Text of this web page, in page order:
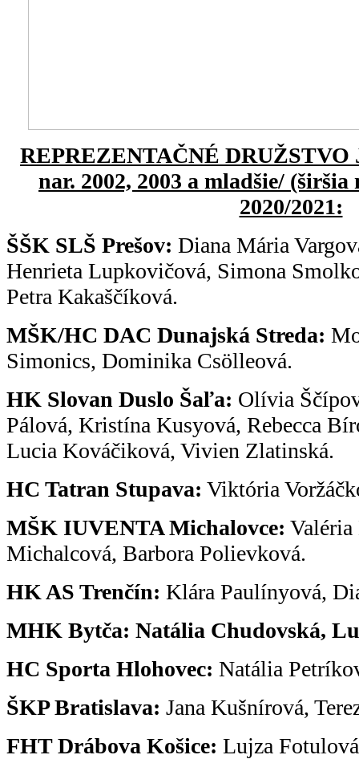
REPREZENTAČNÉ
nar. 2002, 2003 a mladšie/ (širšia
2020/2021:
ŠŠK SLŠ Prešov: Diana Mária
Henrieta Lupkovičová, Simona
Petra Kakaščíková.
MŠK/HC DAC Dunajská Streda:
Simonics, Dominika Csölleová.
HK Slovan Duslo Šaľa: Olívia
Pálová, Kristína Kusyová, Rebecca
Lucia Kováčiková, Vivien Zlatinská.
HC Tatran Stupava: Viktória
MŠK IUVENTA Michalovce:
Michalcová, Barbora Polievková.
HK AS Trenčín: Klára Paulínyová,
MHK Bytča: Natália Chudovská,
HC Sporta Hlohovec: Natália
ŠKP Bratislava: Jana Kušnírová,
FHT Drábova Košice: Lujza